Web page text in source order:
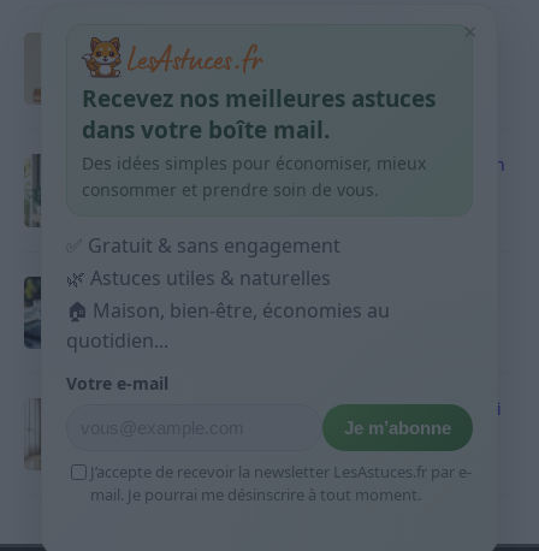
Taches pigmentaires : routine simple +
habitudes qui aident
9 avril 2026
Produits ménagers : comment économiser en
courses sans acheter 10 sprays
Budget mensuel : méthode rapide pour
répartir son salaire dès le jour de paie
9 avril 2026
Sport 10 minutes par jour est-ce utile et quoi
9 avril 2026
×
Recevez nos meilleures astuces
dans votre boîte mail.
Des idées simples pour économiser, mieux
consommer et prendre soin de vous.
✅ Gratuit & sans engagement
🌿 Astuces utiles & naturelles
🏠 Maison, bien-être, économies au
quotidien...
Votre e-mail
Je m’abonne
J’accepte de recevoir la newsletter LesAstuces.fr par e-
mail. Je pourrai me désinscrire à tout moment.